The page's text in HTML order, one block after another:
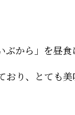
から」を昼食
おり、とても美